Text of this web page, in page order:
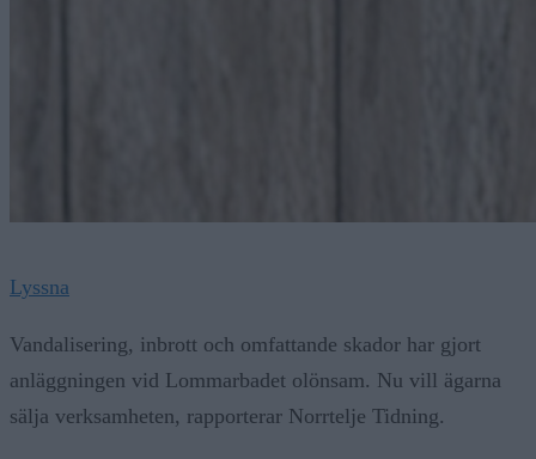
anläggningen vid Lommarbadet olönsam. Nu vill ägarna
sälja verksamheten, rapporterar Norrtelje Tidning.